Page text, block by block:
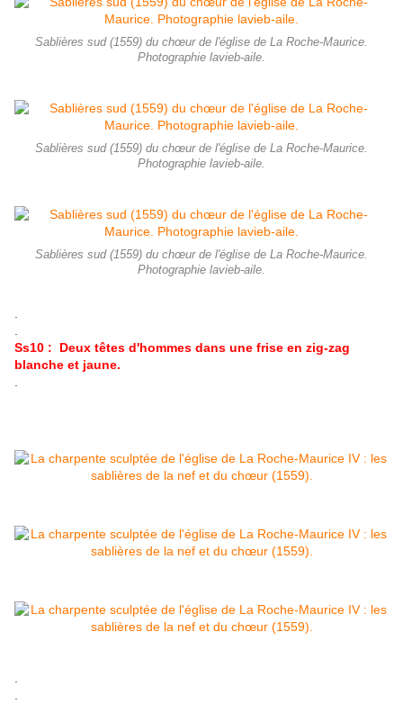
Sablières sud (1559) du chœur de l'église de La Roche-Maurice.
Photographie lavieb-aile.
Sablières sud (1559) du chœur de l'église de La Roche-Maurice.
Photographie lavieb-aile.
Sablières sud (1559) du chœur de l'église de La Roche-Maurice.
Photographie lavieb-aile.
.
.
Ss10 : Deux têtes d'hommes dans une frise en zig-zag
blanche et jaune.
.
.
.